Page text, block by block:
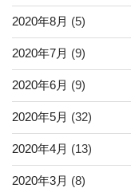
2020年8月 (5)
2020年7月 (9)
2020年6月 (9)
2020年5月 (32)
2020年4月 (13)
2020年3月 (8)